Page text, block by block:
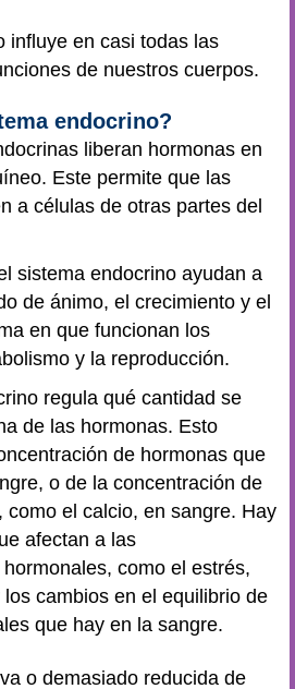
influye en casi todas las
de nuestros cuerpos.
endocrino?
liberan hormonas en
Este permite que las
a células de otras partes del
sistema endocrino ayudan a
de ánimo, el crecimiento y el
en que funcionan los
y la reproducción.
regula qué cantidad se
de las hormonas. Esto
de hormonas que
o de la concentración de
como el calcio, en sangre. Hay
afectan a las
como el estrés,
los cambios en el equilibrio de
que hay en la sangre.
o demasiado reducida de